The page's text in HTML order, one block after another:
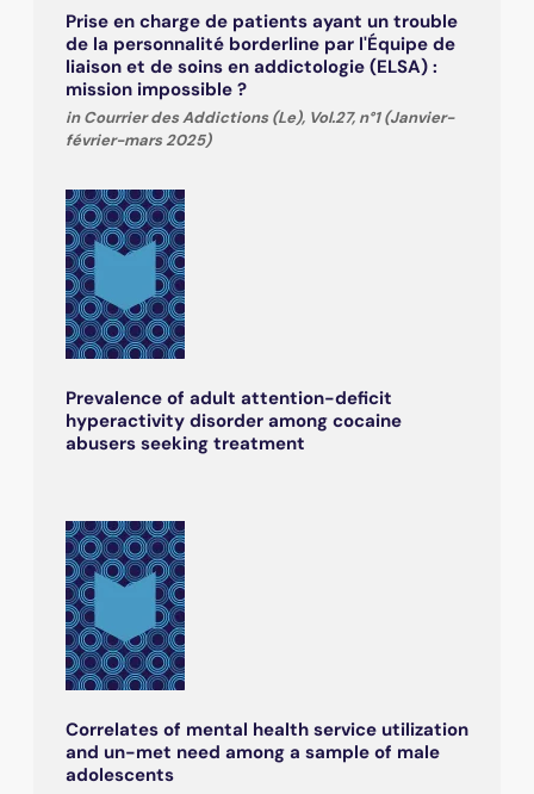
Prise en charge de patients ayant un trouble
de la personnalité borderline par l'Équipe de
liaison et de soins en addictologie (ELSA) :
mission impossible ?
in Courrier des Addictions (Le), Vol.27, n°1 (Janvier-
février-mars 2025)
Prevalence of adult attention-deficit
hyperactivity disorder among cocaine
abusers seeking treatment
Correlates of mental health service utilization
and un-met need among a sample of male
adolescents